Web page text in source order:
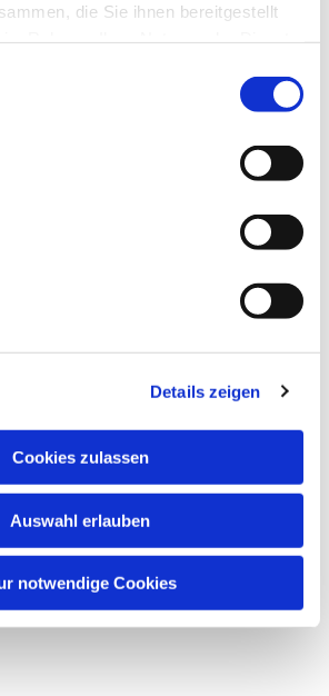
die Sie ihnen bereitgestellt
Details zeigen
Cookies zulassen
Auswahl erlauben
notwendige Cookies